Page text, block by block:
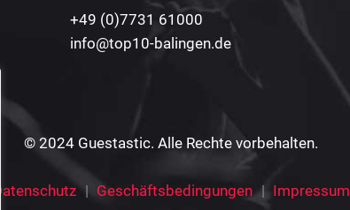
+49 (0)7731 61000
info@top10-balingen.de
© 2024 Guestastic. Alle Rechte vorbehalten.
Datenschutz Geschäftsbedingungen Impressum